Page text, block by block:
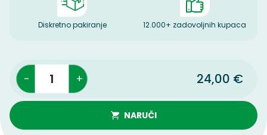
Diskretno pakiranje 12.000+ zadovoljnih kupaca
1 24,00 €
NARUČI